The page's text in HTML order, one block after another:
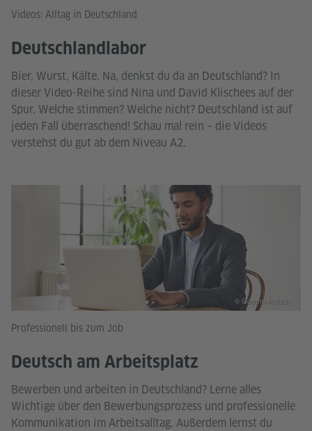
Videos: Alltag in Deutschland
Deutschlandlabor
Bier, Wurst, Kälte. Na, denkst du da an Deutschland? In
dieser Video-Reihe sind Nina und David Klischees auf der
Spur. Welche stimmen? Welche nicht? Deutschland ist auf
jeden Fall überraschend! Schau mal rein – die Videos
verstehst du gut ab dem Niveau A2.
Professionell bis zum Job
Deutsch am Arbeitsplatz
Bewerben und arbeiten in Deutschland? Lerne alles
Wichtige über den Bewerbungsprozess und professionelle
Kommunikation im Arbeitsalltag. Außerdem lernst du
© Goethe-Institut